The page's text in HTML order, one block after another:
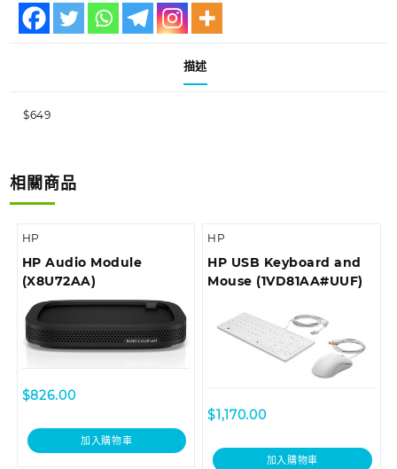
描述
$649
相關商品
HP
HP Audio Module
(X8U72AA)
$826.00
加入購物車
HP
HP USB Keyboard and
Mouse (1VD81AA#UUF)
$1,170.00
加入購物車